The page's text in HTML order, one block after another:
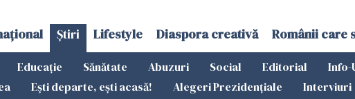
Știri Lifestyle Diaspora creativă Românii care
Educație Sănătate Abuzuri Social Editorial Info-
Ești departe, ești acasă! Alegeri Prezidențiale Interviuri